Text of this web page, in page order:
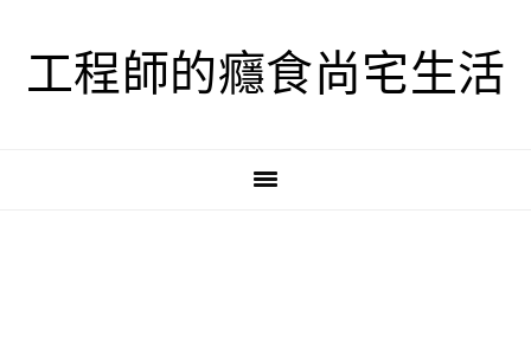
工程師的癮食尚宅生活